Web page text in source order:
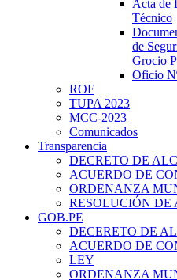
Acta de
Técnico
de
Grocio
Oficio
ROF
TUPA 2023
MCC-2023
Comunicados
Transparencia
DECRETO DE
ACUERDO DE
ORDENANZA
RESOLUCIÓN
GOB.PE
DECERETO DE
ACUERDO DE
LEY
ORDENANZA